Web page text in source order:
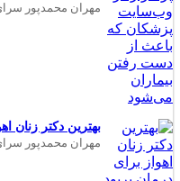
مهران محمدپور
بهترین دکتر زنان
مهران محمدپور